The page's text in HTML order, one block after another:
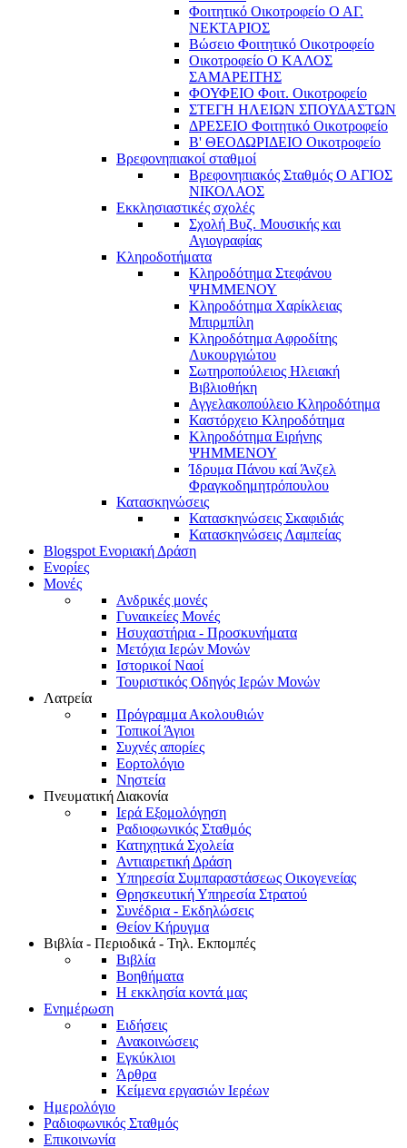
Φοιτητικό Οικοτροφείο Ο ΑΓ.
ΝΕΚΤΑΡΙΟΣ
Βώσειο Φοιτητικό Οικοτροφείο
Οικοτροφείο Ο ΚΑΛΟΣ
ΣΑΜΑΡΕΙΤΗΣ
ΦΟΥΦΕΙΟ Φοιτ. Οικοτροφείο
ΣΤΕΓΗ ΗΛΕΙΩΝ ΣΠΟΥΔΑΣΤΩΝ
ΔΡΕΣΕΙΟ Φοιτητικό Οικοτροφείο
Β' ΘΕΟΔΩΡΙΔΕΙΟ Οικοτροφείο
Βρεφονηπιακοί σταθμοί
Βρεφονηπιακός Σταθμός Ο ΑΓΙΟΣ
ΝΙΚΟΛΑΟΣ
Εκκλησιαστικές σχολές
Σχολή Βυζ. Μουσικής και
Αγιογραφίας
Κληροδοτήματα
Κληροδότημα Στεφάνου
ΨΗΜΜΕΝΟΥ
Κληροδότημα Χαρίκλειας
Μπιρμπίλη
Κληροδότημα Αφροδίτης
Λυκουργιώτου
Σωτηροπούλειος Ηλειακή
Βιβλιοθήκη
Αγγελακοπούλειο Κληροδότημα
Καστόρχειο Κληροδότημα
Κληροδότημα Ειρήνης
ΨΗΜΜΕΝΟΥ
Ίδρυμα Πάνου καί Άνζελ
Φραγκοδημητρόπουλου
Κατασκηνώσεις
Κατασκηνώσεις Σκαφιδιάς
Κατασκηνώσεις Λαμπείας
Blogspot Ενοριακή Δράση
Ενορίες
Μονές
Ανδρικές μονές
Γυναικείες Μονές
Ησυχαστήρια - Προσκυνήματα
Μετόχια Ιερών Μονών
Ιστορικοί Ναοί
Τουριστικός Οδηγός Ιερών Μονών
Λατρεία
Πρόγραμμα Ακολουθιών
Τοπικοί Άγιοι
Συχνές απορίες
Εορτολόγιο
Νηστεία
Πνευματική Διακονία
Ιερά Εξομολόγηση
Ραδιοφωνικός Σταθμός
Κατηχητικά Σχολεία
Αντιαιρετική Δράση
Υπηρεσία Συμπαραστάσεως Οικογενείας
Θρησκευτική Υπηρεσία Στρατού
Συνέδρια - Εκδηλώσεις
Θείον Κήρυγμα
Βιβλία - Περιοδικά - Τηλ. Εκπομπές
Βιβλία
Βοηθήματα
Η εκκλησία κοντά μας
Ενημέρωση
Ειδήσεις
Ανακοινώσεις
Εγκύκλιοι
Άρθρα
Κείμενα εργασιών Ιερέων
Ημερολόγιο
Ραδιοφωνικός Σταθμός
Επικοινωνία